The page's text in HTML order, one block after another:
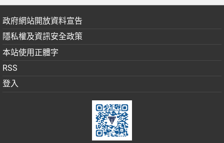
政府網站開放資料宣告
隱私權及資訊安全政策
本站使用正體字
RSS
登入